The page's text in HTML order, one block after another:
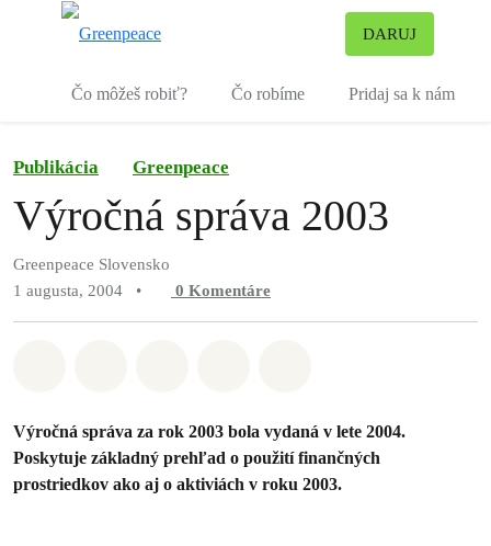
DARUJ
Čo môžeš robiť? Čo robíme Pridaj sa k nám
Publikácia Greenpeace
Výročná správa 2003
Greenpeace Slovensko
1 augusta, 2004
• 0 Komentáre
Výročná správa za rok 2003 bola vydaná v lete 2004.
Poskytuje základný prehľad o použití finančných
prostriedkov ako aj o aktiviách v roku 2003.